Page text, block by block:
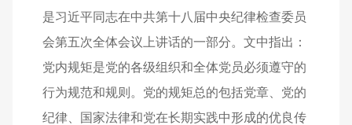
是习近平同志在中共第十八届中央纪律检查委员
会第五次全体会议上讲话的一部分。文中指出：
党内规矩是党的各级组织和全体党员必须遵守的
行为规范和规则。党的规矩总的包括党章、党的
纪律、国家法律和党在长期实践中形成的优良传